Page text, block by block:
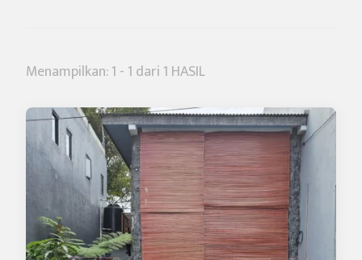
Menampilkan: 1 - 1 dari 1 HASIL